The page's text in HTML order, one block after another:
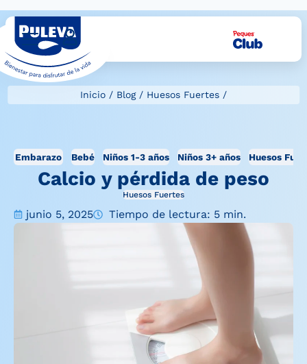
Inicio / Blog/ Huesos Fuertes /
Embarazo Bebé Niños 1-3 años Niños 3+ años Huesos
Calcio y pérdida de peso
Huesos Fuertes
junio 5, 2025 Tiempo de lectura: 5 min.